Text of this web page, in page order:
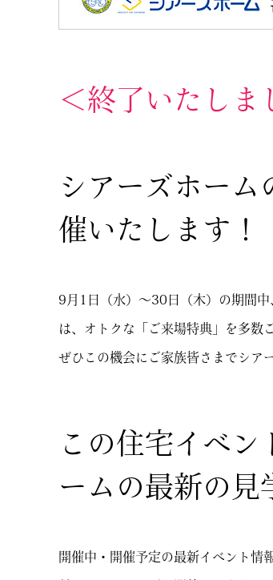
＜終了いたしま
シアーズホーム
催いたします！
9月1日（水）～30日（木）の期間
は、オトクな「ご来場特典」を多数
ぜひこの機会にご家族皆さまでシア
この住宅イベ
ームの最新の
開催中・開催予定の最新イベント情